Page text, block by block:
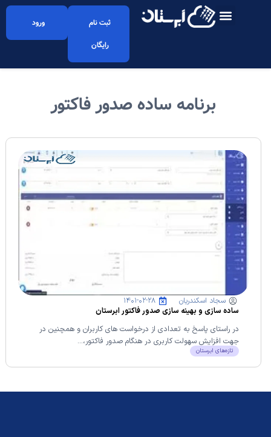
ثبت نام
رایگان
ورود
برنامه ساده صدور فاکتور
سجاد اسکندریان
۱۴۰۱-۰۲-۲۸
ساده سازی و بهینه سازی صدور فاکتور ابرستان
در راستای پاسخ به تعدادی از درخواست های کاربران و همچنین در
جهت افزایش سهولت کاربری در هنگام صدور فاکتور،...
تازه‌های ابرستان